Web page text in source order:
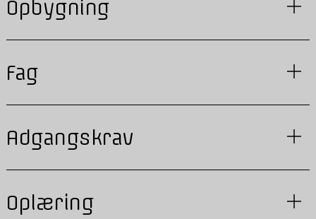
Opbygning
Fag
Adgangskrav
Oplæring